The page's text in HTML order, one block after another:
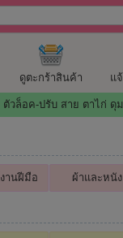
ดูตะกร้าสินค้า แ
วล็อค-ปรับ สาย ตาไก่ ดุ
านฝีมือ ผ้าและหนัง